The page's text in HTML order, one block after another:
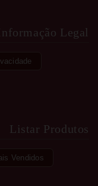
Legal
Listar Produtos
Vendidos